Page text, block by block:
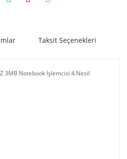
Taksit Seçenekleri
3MB Notebook İşlemcisi 4.Nesil